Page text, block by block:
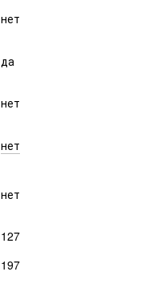
нет
да
нет
нет
нет
127
197